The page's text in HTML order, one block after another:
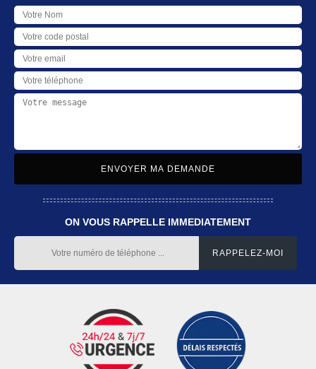
ON VOUS RAPPELLE IMMEDIATEMENT